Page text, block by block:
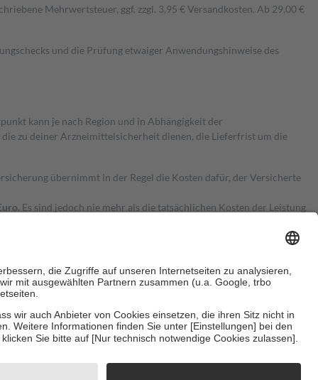
Mehrwertsteuer, ggf. zzgl. 3,95 € Versandkosten. Ab 29,00 €
und die Prüfung etwaiger Anwendungshinweise des
kann je nach Region und in Abhängigkeit der
zu deiner Arzneimittelsicherheit dienen, die Lieferfrist um die
übernimmt in der Regel die Kosten dafür, der Versicherte
Es sind jedoch nie mehr als die tatsächlichen Kosten der Leistung
Zuzahlungen an bei: